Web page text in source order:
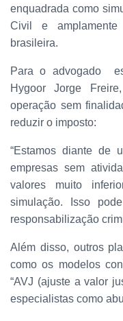
enquadrada como
Civil e amplamente
brasileira.
Para o advogado
Hygoor Jorge
operação sem
reduzir o imposto:
“Estamos diante de
empresas sem
valores muito
simulação. Isso
responsabilização
Além disso, outros
como os modelos
“AVJ (ajuste a valor
especialistas como